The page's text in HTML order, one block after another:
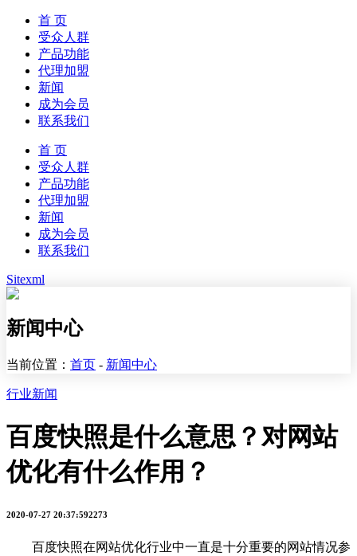
首 页
受众人群
产品功能
代理加盟
新闻
成为会员
联系我们
首 页
受众人群
产品功能
代理加盟
新闻
成为会员
联系我们
Sitexml
新闻中心
当前位置： 首页 - 新闻中心
行业新闻
百度快照是什么意思？对网站
优化有什么作用？
2020-07-27 20:37:592273
百度快照在网站优化行业中一直是十分重要的网站情况参